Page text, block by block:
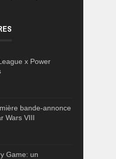
x Power
bande-annonce
Wars VIII
Game: un